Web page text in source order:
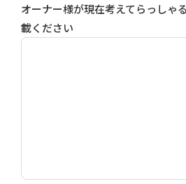
オーナー様が現在考えてらっしゃ
載ください